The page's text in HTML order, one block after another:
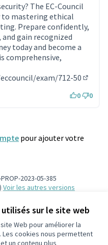
sur le site web
Web pour améliorer la
cookies nous permettent
un contenu plus
The EC-Council
to mastering ethical
Prepare confidently,
gain recognized
today and become a
comprehensive,
exam/712-50
0 0
pour ajouter votre
2023-05-385
voir les autres versions